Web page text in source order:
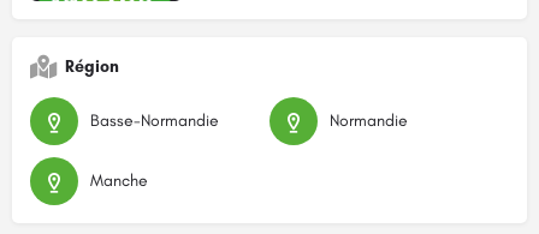
Région
Basse-Normandie Normandie
Manche